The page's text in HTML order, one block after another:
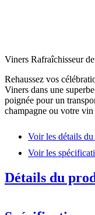
Viners Rafraîchisseur
Rehaussez vos
Viners dans une
poignée pour un
champagne ou votre
Voir les détails
Voir les
Détails du